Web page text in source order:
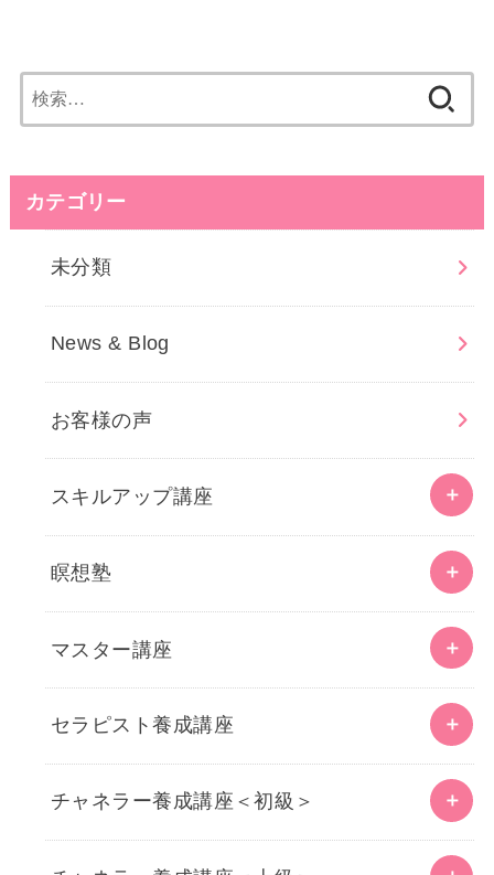
索:
カテゴリー
未分類
News & Blog
お客様の声
スキルアップ講座
瞑想塾
マスター講座
セラピスト養成講座
チャネラー養成講座＜初級＞